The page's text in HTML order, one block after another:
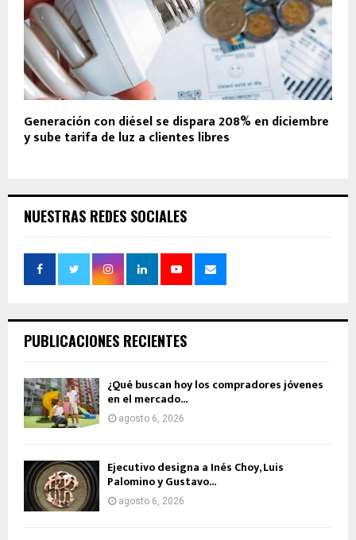
Generación con diésel se dispara 208% en diciembre
y sube tarifa de luz a clientes libres
NUESTRAS REDES SOCIALES
PUBLICACIONES RECIENTES
¿Qué buscan hoy los compradores jóvenes
en el mercado...
agosto 6, 2026
Ejecutivo designa a Inés Choy, Luis
Palomino y Gustavo...
agosto 6, 2026